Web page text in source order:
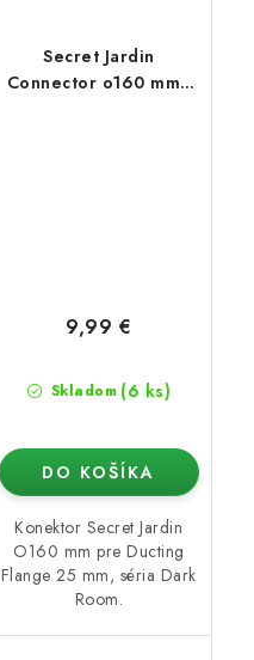
Secret Jardin
Connector o160 mm -
Skladom (6 ks)
9,99 €
DO KOŠÍKA
Konektor Secret Jardin
O160 mm pre Ducting
Flange 25 mm, séria Dark
Room.